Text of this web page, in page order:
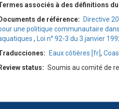
associés à des définitions
Documents de référence
Directive
une politique communautaire
, Loi n° 92-3 du 3 janvier
Eaux côtières [fr] ,
Review status
Soumis au comité de